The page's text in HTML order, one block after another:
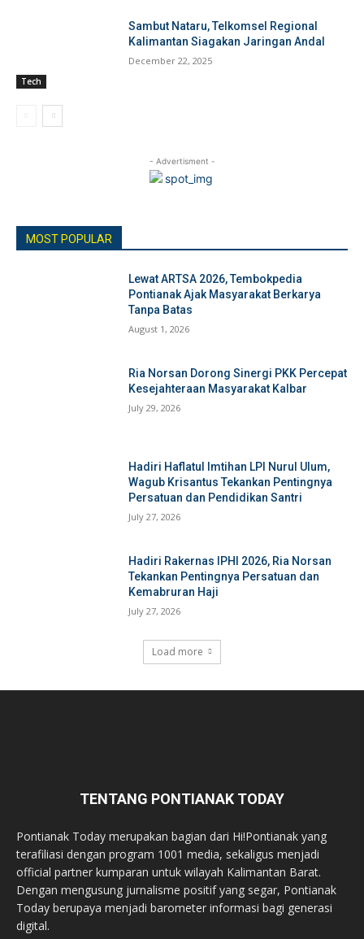
Tech
Sambut Nataru, Telkomsel Regional
Kalimantan Siagakan Jaringan Andal
December 22, 2025
- Advertisment -
MOST POPULAR
Lewat ARTSA 2026, Tembokpedia
Pontianak Ajak Masyarakat Berkarya
Tanpa Batas
August 1, 2026
Ria Norsan Dorong Sinergi PKK Percepat
Kesejahteraan Masyarakat Kalbar
July 29, 2026
Hadiri Haflatul Imtihan LPI Nurul Ulum,
Wagub Krisantus Tekankan Pentingnya
Persatuan dan Pendidikan Santri
July 27, 2026
Hadiri Rakernas IPHI 2026, Ria Norsan
Tekankan Pentingnya Persatuan dan
Kemabruran Haji
July 27, 2026
Load more
TENTANG PONTIANAK TODAY
Pontianak Today merupakan bagian dari Hi!Pontianak yang
terafiliasi dengan program 1001 media, sekaligus menjadi
official partner kumparan untuk wilayah Kalimantan Barat.
Dengan mengusung jurnalisme positif yang segar, Pontianak
Today berupaya menjadi barometer informasi bagi generasi
digital.